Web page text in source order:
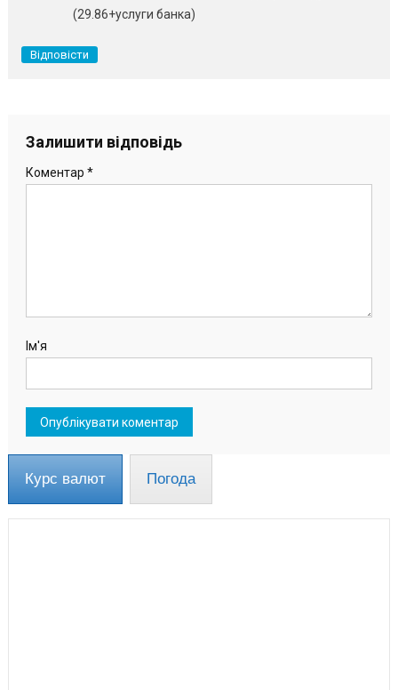
(29.86+услуги банка)
Відповісти
Залишити відповідь
Коментар *
Ім'я
Курс валют Погода